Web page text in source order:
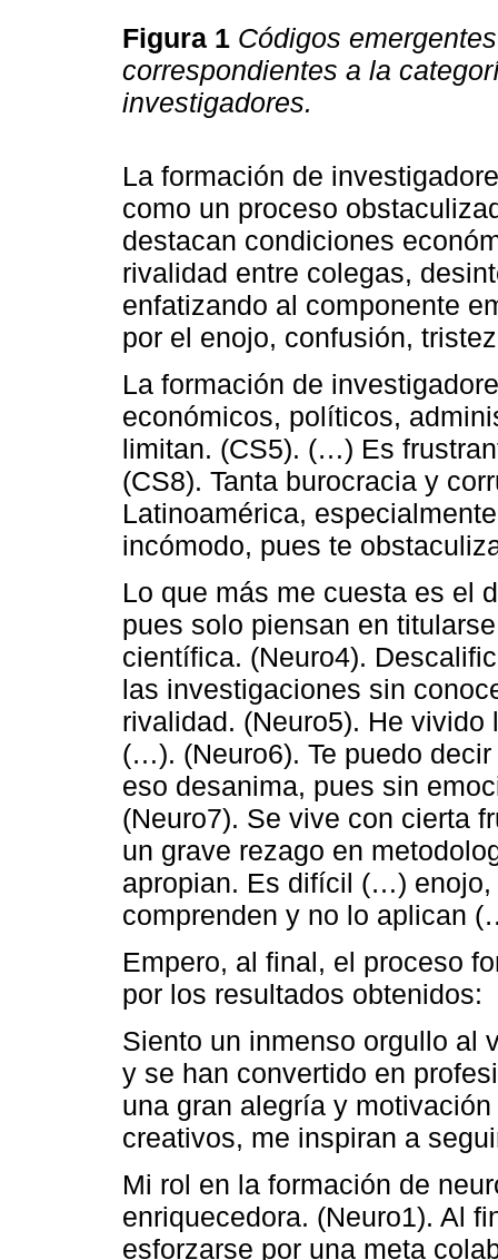
Figura 1 Códigos
correspondientes a la
investigadores.
La formación de
como un proceso
destacan condiciones
rivalidad entre colegas,
enfatizando al componente
por el enojo, confusión,
La formación de
económicos, políticos,
limitan. (CS5). (…) Es
(CS8). Tanta burocracia y
Latinoamérica,
incómodo, pues te
Lo que más me cuesta es el
pues solo piensan en
científica. (Neuro4).
las investigaciones sin
rivalidad. (Neuro5). He
(…). (Neuro6). Te puedo
eso desanima, pues sin
(Neuro7). Se vive con cierta
un grave rezago en
apropian. Es difícil (…)
comprenden y no lo aplican
Empero, al final, el proceso
por los resultados obtenidos:
Siento un inmenso orgullo al
y se han convertido en
una gran alegría y
creativos, me inspiran a
Mi rol en la formación de
enriquecedora. (Neuro1). Al
esforzarse por una meta